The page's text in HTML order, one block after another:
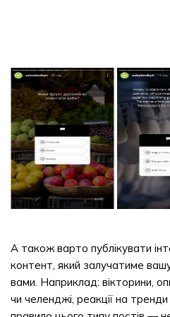
А також варто публікувати
контент, який залучатиме
вами. Наприклад: вікторини,
чи челенджі, реакції на